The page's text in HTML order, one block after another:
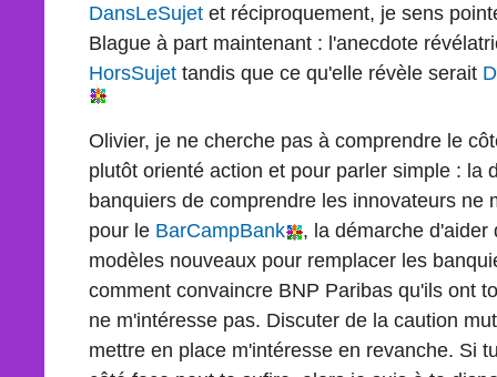
DansLeSujet et réciproquement, je sens
Blague à part maintenant : l'anecdote
HorsSujet tandis que ce qu'elle révèle serait
Olivier, je ne cherche pas à comprendre le
plutôt orienté action et pour parler simple : la
banquiers de comprendre les innovateurs ne
pour le BarCampBank
, la démarche
modèles nouveaux pour remplacer les
comment convaincre BNP Paribas qu'ils ont
ne m'intéresse pas. Discuter de la caution
mettre en place m'intéresse en revanche. Si